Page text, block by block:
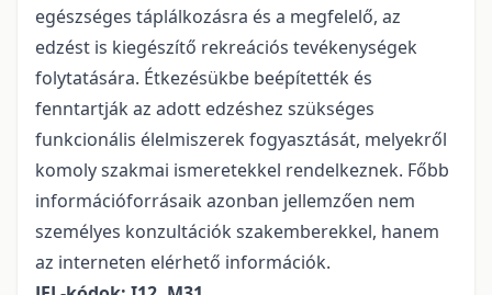
egészséges táplálkozásra és a megfelelő, az
edzést is kiegészítő rekreációs tevékenységek
folytatására. Étkezésükbe beépítették és
fenntartják az adott edzéshez szükséges
funkcionális élelmiszerek fogyasztását, melyekről
komoly szakmai ismeretekkel rendelkeznek. Főbb
információforrásaik azonban jellemzően nem
személyes konzultációk szakemberekkel, hanem
az interneten elérhető információk.